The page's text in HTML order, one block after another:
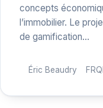
concepts
l’immobilier. Le
de gamification…
Éric Beaudry